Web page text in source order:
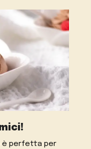
è perfetta per